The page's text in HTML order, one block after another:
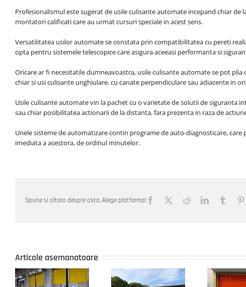
Profesionalismul este sugerat de usile culisante automate incepand chiar
montatori calificati care au urmat cursuri speciale in acest sens.
Versatilitatea usilor automate se constata prin compatibilitatea cu pereti
opta pentru sistemele telescopice care asigura aceeasi performanta si
Oricare ar fi necesitatile dumneavoastra, usile culisante automate se pot
chiar si usi culisante unghiulare, cu canate perpendiculare sau adiacente in
Usile culisante automate vin la pachet cu o varietate de solutii de siguranta
sau chiar posibilitatea actionarii de la distanta, fara prezenta in raza de
Unele sisteme de automatizare contin programe de auto-diagnosticare,
imediata a acestora, de ordinul minutelor.
Spune si altora despre asta, Alege platforma! Facebook RedditLinkedInTumblr
Articole asemanatoare